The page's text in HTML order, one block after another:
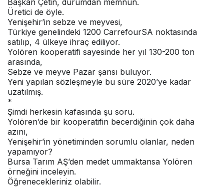
Başkan Çetin, durumdan memnun.
Üretici de öyle.
Yenişehir’in sebze ve meyvesi,
Türkiye genelindeki 1200 CarrefourSA noktasında
satılıp, 4 ülkeye ihraç ediliyor.
Yolören kooperatifi sayesinde her yıl 130-200 ton
arasında,
Sebze ve meyve Pazar şansı buluyor.
Yeni yapılan sözleşmeyle bu süre 2020’ye kadar
uzatılmış.
*
Şimdi herkesin kafasında şu soru.
Yolören’de bir kooperatifin becerdiğinin çok daha
azını,
Yenişehir’in yönetiminden sorumlu olanlar, neden
yapamıyor?
Bursa Tarım AŞ’den medet ummaktansa Yolören
örneğini inceleyin.
Öğrenecekleriniz olabilir.